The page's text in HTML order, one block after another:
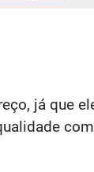
já que